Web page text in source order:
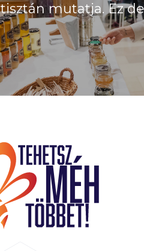
tisztán mutatja. Ez